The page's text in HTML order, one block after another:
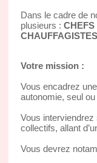
Dans le cadre de
plusieurs :
Votre mission :
Vous encadrez
autonomie, seul
Vous
collectifs, allant
Vous devrez